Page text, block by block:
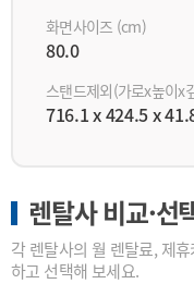
화면사이즈 (cm)
80.0
스탠드제외(가로x높이x
716.1 x 424.5 x
렌탈사 비교·선
각 렌탈사의 월 렌탈료, 제
하고 선택해 보세요.